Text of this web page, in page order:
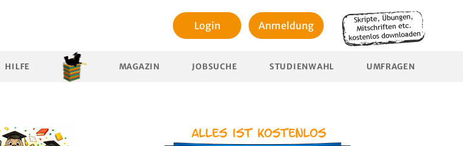
Login Anmeldung
HILFE MAGAZIN JOBSUCHE STUDIENWAHL UMFRAGEN